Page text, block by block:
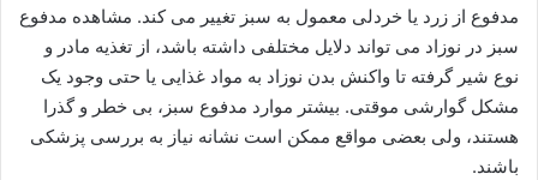
مدفوع از زرد یا خردلی معمول به سبز تغییر می کند. مشاهده مدفوع
سبز در نوزاد می تواند دلایل مختلفی داشته باشد، از تغذیه مادر و
نوع شیر گرفته تا واکنش بدن نوزاد به مواد غذایی یا حتی وجود یک
مشکل گوارشی موقتی. بیشتر موارد مدفوع سبز، بی خطر و گذرا
هستند، ولی بعضی مواقع ممکن است نشانه نیاز به بررسی پزشکی
باشند.